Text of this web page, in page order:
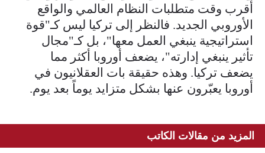
أقرب وقت متطلبات النظام العالمي والواقع
الأوروبي الجديد. فالنظر إلى تركيا ليس كـ"قوة
استراتيجية ينبغي العمل معها"، بل كـ"مجال
تأثير ينبغي إدارته"، يضعف أوروبا أكثر مما
يضعف تركيا. وهذه حقيقة بات العقلانيون في
أوروبا يعبّرون عنها بشكل متزايد يوماً بعد يوم.
المزيد من مقالات الكاتب